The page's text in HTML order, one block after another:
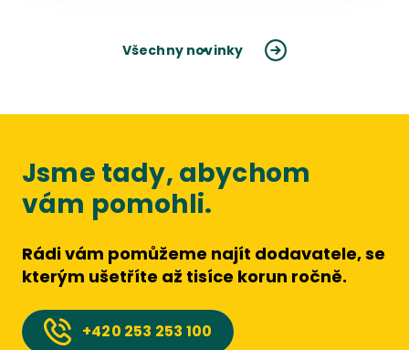
Všechny novinky
Jsme tady, abychom
vám pomohli.
Rádi vám pomůžeme najít dodavatele, se
kterým ušetříte až tisíce korun ročně.
+420 253 253 100